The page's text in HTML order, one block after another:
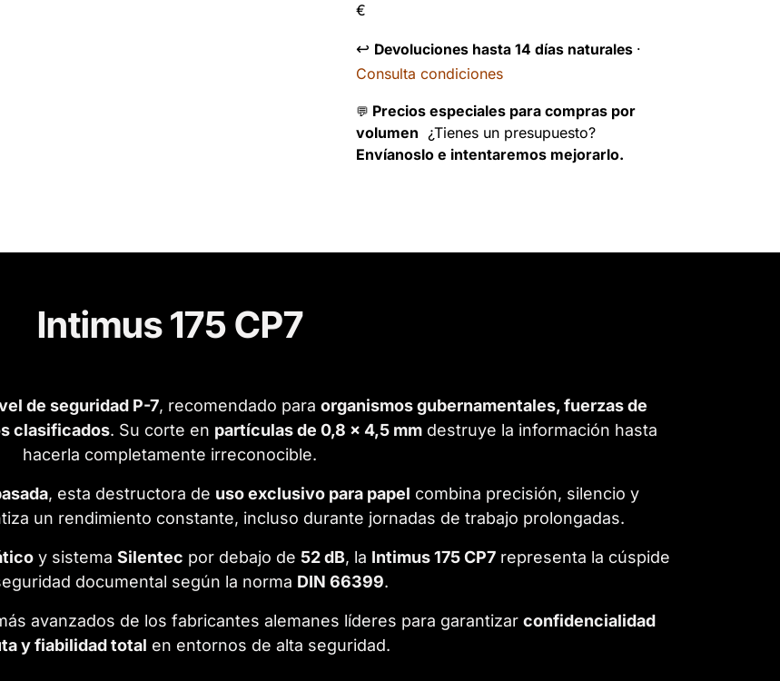
€
↩️ Devoluciones hasta 14 días naturales ·
Consulta condiciones
💬 Precios especiales para compras por
volumen ¿Tienes un presupuesto?
Envíanoslo e intentaremos mejorarlo.
Intimus 175 CP7
de seguridad P-7, recomendado para organismos gubernamentales, fuerzas de
clasificados. Su corte en partículas de 0,8 x 4,5 mmdestruye la información hasta
hacerla completamente irreconocible.
, esta destructora de uso exclusivo para papel combina precisión, silencio y
un rendimiento constante, incluso durante jornadas de trabajo prolongadas.
y sistema Silentec por debajo de 52 dB, la Intimus 175 CP7representa la cúspide
documental según la norma DIN 66399.
avanzados de los fabricantes alemanes líderes para garantizar confidencialidad
y fiabilidad total en entornos de alta seguridad.